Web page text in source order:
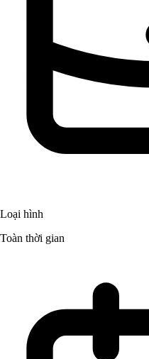
Loại hình
Toàn thời gian